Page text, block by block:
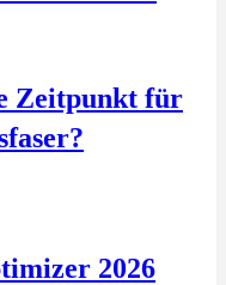
Zeitpunkt für
2026